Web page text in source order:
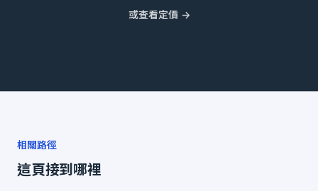
或查看定價 ->
相關路徑
這頁接到哪裡